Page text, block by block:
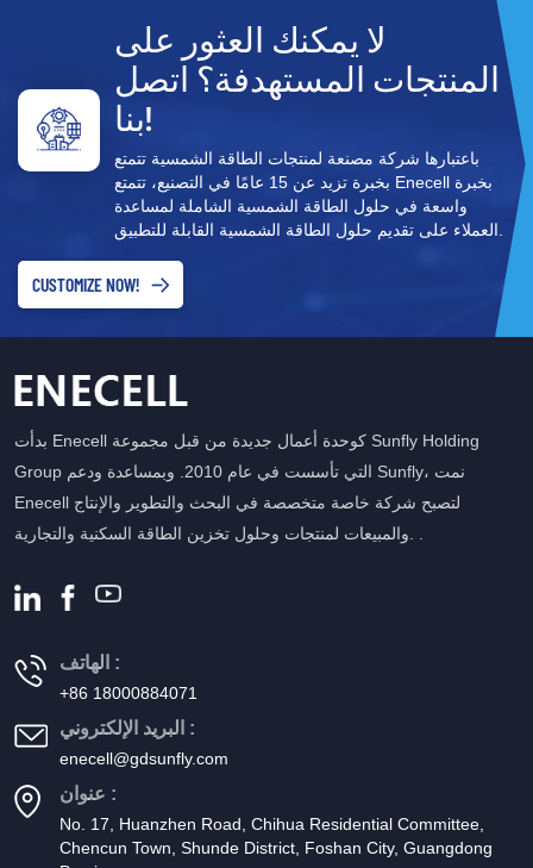
لا يمكنك العثور على
المنتجات المستهدفة؟ اتصل
بنا!
باعتبارها شركة مصنعة لمنتجات الطاقة الشمسية تتمتع
بخبرة تزيد عن 15 عامًا في التصنيع، تتمتع Enecell بخبرة
واسعة في حلول الطاقة الشمسية الشاملة لمساعدة
العملاء على تقديم حلول الطاقة الشمسية القابلة للتطبيق.
CUSTOMIZE NOW!
بدأت Enecell كوحدة أعمال جديدة من قبل مجموعة Sunfly Holding
Group التي تأسست في عام 2010. وبمساعدة ودعم Sunfly، نمت
Enecell لتصبح شركة خاصة متخصصة في البحث والتطوير والإنتاج
الهاتف :
+86 18000884071
البريد الإلكتروني :
enecell@gdsunfly.com
عنوان :
No. 17, Huanzhen Road, Chihua Residential Committee,
Chencun Town, Shunde District, Foshan City, Guangdong